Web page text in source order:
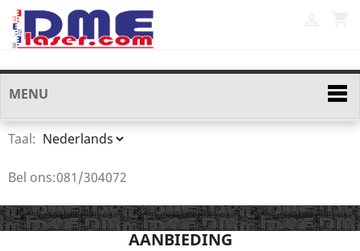
MENU
Taal:
Bel ons:081/304072
AANBIEDING